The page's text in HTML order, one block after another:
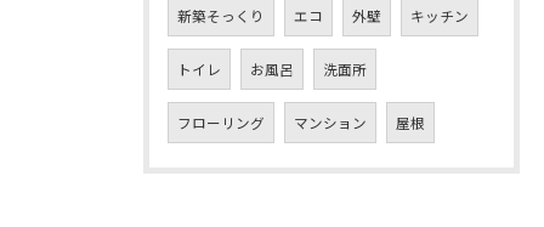
新築そっくり エコ 外壁 キッチン
トイレ お風呂 洗面所
フローリング マンション 屋根